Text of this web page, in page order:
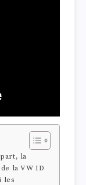
la
la VW ID
les